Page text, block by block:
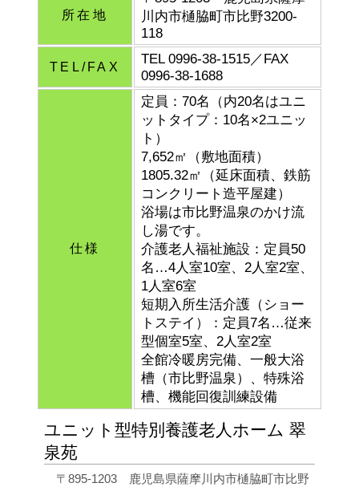
所在地
川内市樋脇町市比野3200-
118
TEL/FAX
TEL 0996-38-1515／FAX
0996-38-1688
仕様
定員：70名（内20名はユニ
ットタイプ：10名×2ユニッ
ト）
7,652㎡（敷地面積）
1805.32㎡（延床面積、鉄筋
コンクリート造平屋建）
浴場は市比野温泉のかけ流
し湯です。
介護老人福祉施設：定員50
名…4人室10室、2人室2室、
1人室6室
短期入所生活介護（ショー
トステイ）：定員7名…従来
型個室5室、2人室2室
全館冷暖房完備、一般大浴
槽（市比野温泉）、特殊浴
槽、機能回復訓練設備
ユニット型特別養護老人ホーム 翠
泉苑
〒895-1203 鹿児島県薩摩川内市樋脇町市比野